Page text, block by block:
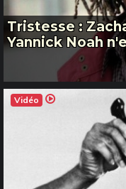
Tristesse :
Yannick Noah
Vidéo